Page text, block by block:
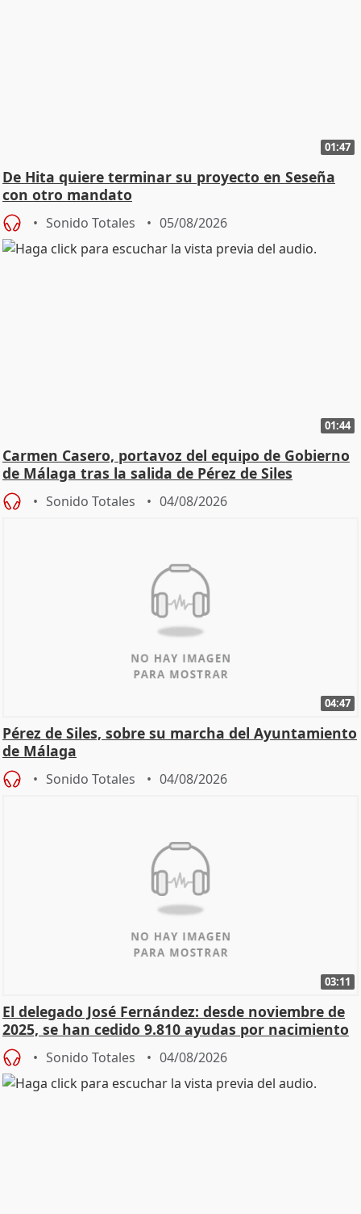
01:47
De Hita quiere terminar su proyecto en Seseña
con otro mandato
Sonido Totales 05/08/2026
01:44
Carmen Casero, portavoz del equipo de Gobierno
de Málaga tras la salida de Pérez de Siles
Sonido Totales 04/08/2026
04:47
Pérez de Siles, sobre su marcha del Ayuntamiento
de Málaga
Sonido Totales 04/08/2026
03:11
El delegado José Fernández: desde noviembre de
2025, se han cedido 9.810 ayudas por nacimiento
Sonido Totales 04/08/2026